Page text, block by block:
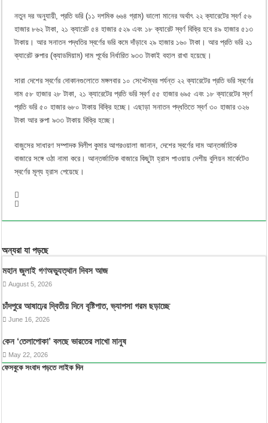
নতুন দর অনুযায়ী, প্রতি ভরি (১১ দশমিক ৬৬৪ গ্রাম) ভালো মানের অর্থাৎ ২২ ক্যারেটের স্বর্ণ ৫৬
হাজার ৮৬২ টাকা, ২১ ক্যারেট ৫৪ হাজার ৫২৯ এবং ১৮ ক্যারেট স্বর্ণ বিক্রি হবে ৪৯ হাজার ৫১৩
টাকায়। আর সনাতন পদ্ধতির স্বর্ণের ভরি কমে দাঁড়াবে ২৯ হাজার ১৬০ টাকা। আর প্রতি ভরি ২১
ক্যারেট রুপার (ক্যাডমিয়াম) দাম পূর্বের নির্ধারিত ৯৩৩ টাকাই বহাল রাখা হয়েছে।
সারা দেশের স্বর্ণের দোকানগুলোতে মঙ্গলবার ১০ সেপ্টেম্বর পর্যন্ত ২২ ক্যারেটের প্রতি ভরি স্বর্ণের
দাম ৫৮ হাজার ২৮ টাকা, ২১ ক্যারেটের প্রতি ভরি স্বর্ণ ৫৫ হাজার ৬৯৫ এবং ১৮ ক্যারেটের স্বর্ণ
প্রতি ভরি ৫০ হাজার ৬৮০ টাকায় বিক্রি হচ্ছে। এছাড়া সনাতন পদ্ধতিতে স্বর্ণ ৩০ হাজার ৩২৬
টাকা আর রুপা ৯৩৩ টাকায় বিক্রি হচ্ছে।
বাজুসের সাধারণ সম্পাদক দিলীপ কুমার আগরওয়ালা জানান, দেশের স্বর্ণের দাম আন্তর্জাতিক
বাজারে সঙ্গে ওঠা নামা করে। আন্তর্জাতিক বাজারে কিছুটা হ্রাস পাওয়ায় দেশীয় বুলিয়ন মার্কেটেও
স্বর্ণের মূল্য হ্রাস পেয়েছে।
অন্যরা যা পড়ছে
মহান জুলাই গণঅভ্যুত্থান দিবস আজ
August 5, 2026
চাঁদপুরে আষাঢ়ের দ্বিতীয় দিনে বৃষ্টিপাত, ভ্যাপসা গরম ছড়াচ্ছে
June 16, 2026
কেন ‘তেলাপোকা’ বলছে ভারতের লাখো মানুষ
May 22, 2026
ফেসবুকে সংবাদ পড়তে লাইক দিন